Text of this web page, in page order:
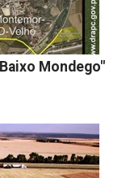
Mondego"